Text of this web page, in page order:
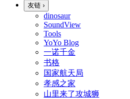
友链 ›
dinosaur
SoundView
Tools
YoYo Blog
一诺千金
书格
国家航天局
孝感之家
山里来了攻城狮